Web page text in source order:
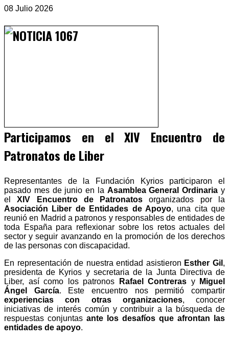
08 Julio 2026
Participamos en el XIV Encuentro de
Patronatos de Liber
Representantes de la Fundación Kyrios participaron el
pasado mes de junio en la Asamblea General Ordinaria y
elXIV Encuentro de Patronatos organizados por la
Asociación Liber de Entidades de Apoyo, una cita que
reunió en Madrid a patronos y responsables de entidades de
toda España para reflexionar sobre los retos actuales del
sector y seguir avanzando en la promoción de los derechos
de las personas con discapacidad.
En representación de nuestra entidad asistieron Esther Gil ,
presidenta de Kyrios y secretaria de la Junta Directiva de
Liber, así como los patronos
Rafael Contreras y
Miguel
Ángel García. Este encuentro nos permitió compartir
experiencias con otras organizaciones, conocer
iniciativas de interés común y contribuir a la búsqueda de
respuestas conjuntas ante los desafíos que afrontan las
entidades de apoyo.